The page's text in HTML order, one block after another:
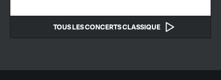
TOUS LES CONCERTS CLASSIQUE